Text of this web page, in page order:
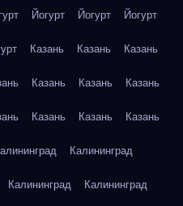
Йогурт Йогурт Йогурт
Казань Казань Казань
Казань Казань Казань
Казань Казань Казань
Калининград
Калининград Калининград